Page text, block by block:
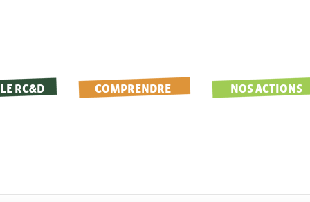
LE RC&D COMPRENDRE NOS ACTIONS